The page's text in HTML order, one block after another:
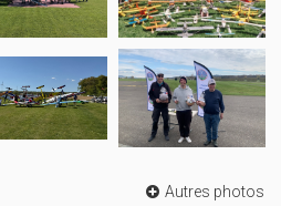
Autres photos